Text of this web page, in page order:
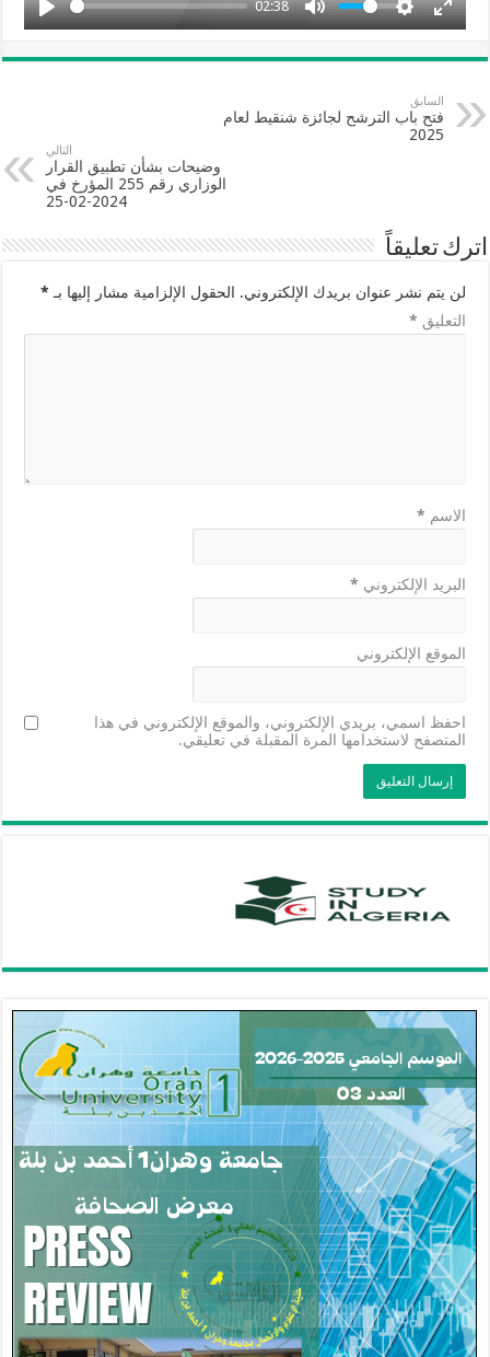
02:38
السابق
فتح باب الترشح لجائزة شنقيط لعام
2025
التالي
وضيحات بشأن تطبيق القرار
الوزاري رقم 255 المؤرخ في
2024-02-25
اترك تعليقاً
لن يتم نشر عنوان بريدك الإلكتروني. الحقول الإلزامية مشار إليها بـ *
التعليق *
الاسم *
البريد الإلكتروني *
الموقع الإلكتروني
احفظ اسمي، بريدي الإلكتروني، والموقع الإلكتروني في هذا
المتصفح لاستخدامها المرة المقبلة في تعليقي.